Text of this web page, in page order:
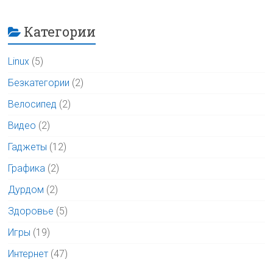
Категории
Linux (5)
Безкатегории (2)
Велосипед (2)
Видео (2)
Гаджеты (12)
Графика (2)
Дурдом (2)
Здоровье (5)
Игры (19)
Интернет (47)